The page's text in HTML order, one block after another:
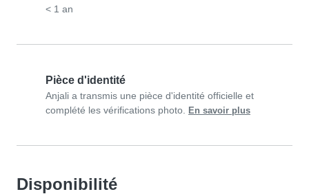
< 1 an
Pièce d'identité
Anjali a transmis une pièce d'identité officielle et
complété les vérifications photo.
En savoir plus
Disponibilité